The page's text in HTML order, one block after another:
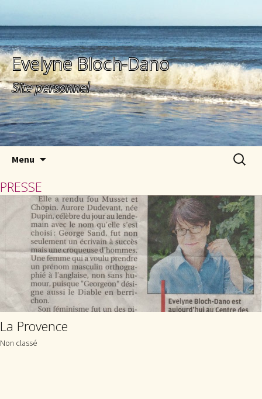
Evelyne Bloch-Dano
Site personnel
Menu
PRESSE
La Provence
Non classé